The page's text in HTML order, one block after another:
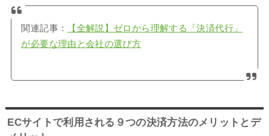
関連記事：
【全解説】ゼロから理解する「決済代行」
が必要な理由と会社の選び方
ECサイトで利用される９つの決済方法のメリットとデ